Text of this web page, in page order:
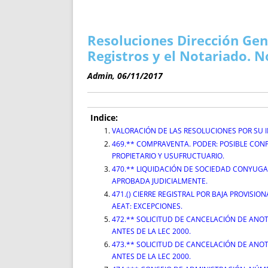
A MANO
FUTURAS NORMAS
Resoluciones Dirección
Registros y el Notariado.
Admin, 06/11/2017
Indice:
VALORACIÓN DE LAS RESOLUCIONES POR SU
469.** COMPRAVENTA. PODER: POSIBLE
PROPIETARIO Y USUFRUCTUARIO.
470.** LIQUIDACIÓN DE SOCIEDAD
APROBADA JUDICIALMENTE.
471.() CIERRE REGISTRAL POR BAJA
AEAT: EXCEPCIONES.
472.** SOLICITUD DE CANCELACIÓN DE
ANTES DE LA LEC 2000.
473.** SOLICITUD DE CANCELACIÓN DE
ANTES DE LA LEC 2000.